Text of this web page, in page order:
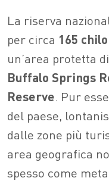
La riserva
per circa 165
un’area protetta
Buffalo Springs
Reserve. Pur
del paese,
dalle zone più
area geografica
spesso come